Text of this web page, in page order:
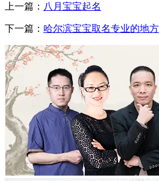
上一篇： 八月宝宝起名
下一篇： 哈尔滨宝宝取名专业的地方